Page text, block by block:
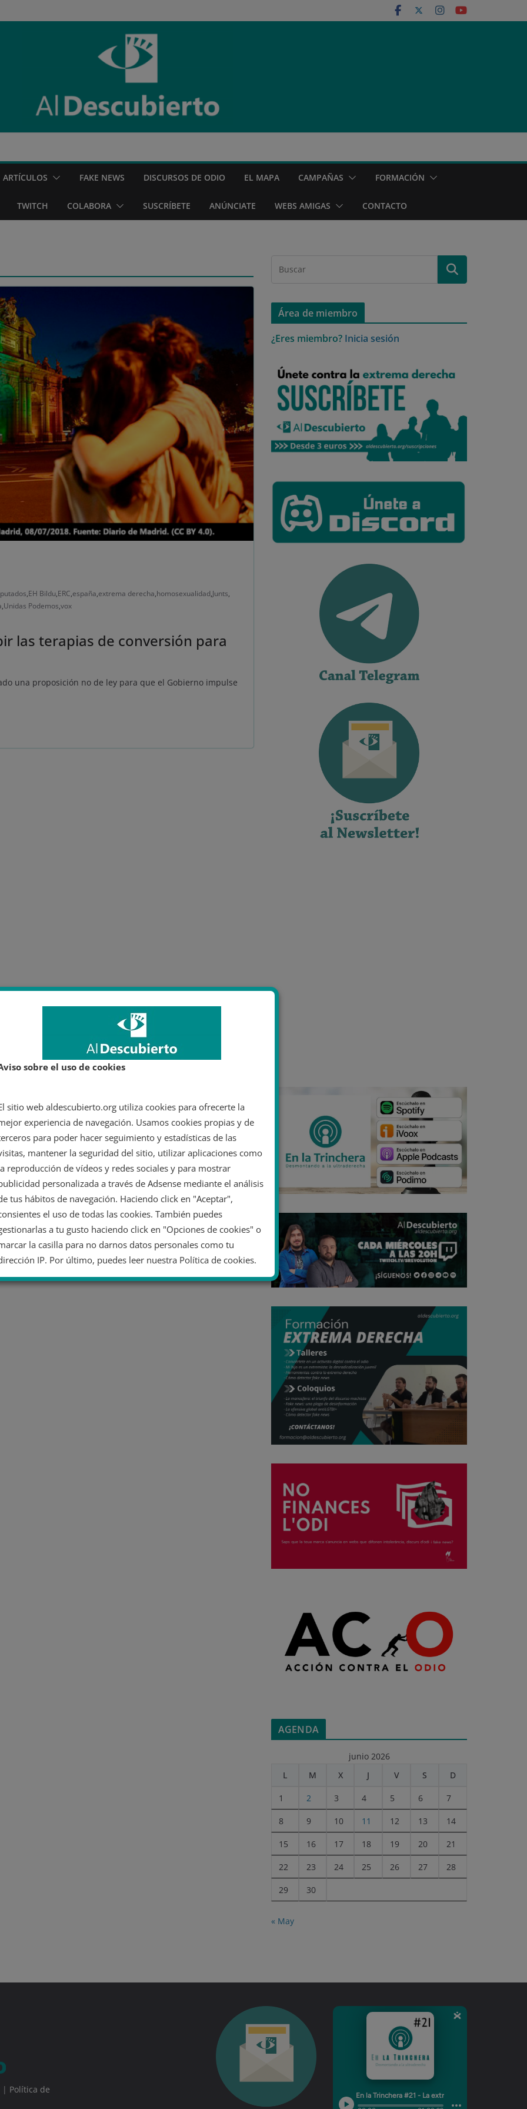
ARTÍCULOS FAKE NEWS DISCURSOS DE ODIO EL MAPA CAMPAÑAS FORMACIÓN
TWITCH COLABORA SUSCRÍBETE ANÚNCIATE WEBS AMIGAS CONTACTO
,EH Bildu,ERC,españa,extrema derecha,homosexualidad,Junts,
,Unidas Podemos,vox
las terapias de conversión para
una proposición no de ley para que el Gobierno impulse
Área de miembro
¿Eres miembro? Inicia sesión
AGENDA
junio 2026
L
M X J V S D
1 2 3 4 5 6 7
8 9 10 11 12 13 14
15 16 17 18 19 20 21
22 23 24 25 26 27 28
29 30
« May
| Política de
sobre el uso de cookies
sitio web aldescubierto.org utiliza cookies para ofrecerte la
experiencia de navegación. Usamos cookies propias y de
para poder hacer seguimiento y estadísticas de las
mantener la seguridad del sitio, utilizar aplicaciones como
reproducción de vídeos y redes sociales y para mostrar
personalizada a través de Adsense mediante el análisis
tus hábitos de navegación. Haciendo click en "Aceptar",
el uso de todas las cookies. También puedes
a tu gusto haciendo click en "Opciones de cookies" o
la casilla para no darnos datos personales como tu
IP. Por último, puedes leer nuestra Política de cookies.